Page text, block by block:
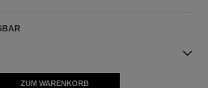
ZUM WARENKORB